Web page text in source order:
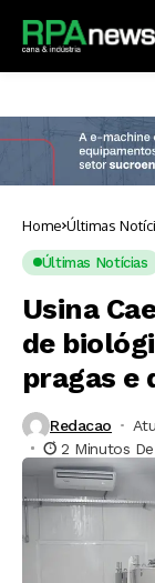
Home Últimas
Últimas Notícias
Usina
de
pragas e
Redacao
2 Minutos